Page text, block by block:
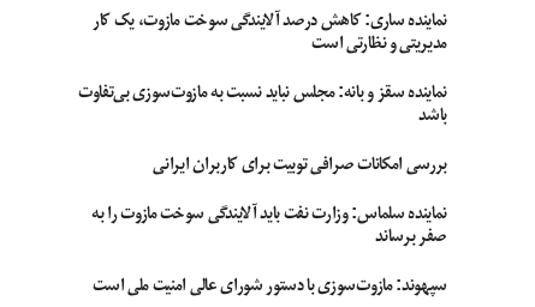
نماینده ساری: کاهش درصد آلایندگی سوخت مازوت، یک کار
مدیریتی و نظارتی است
نماینده سقز و بانه: مجلس نباید نسبت به مازوت‌سوزی بی‌تفاوت
باشد
بررسی امکانات صرافی توبیت برای کاربران ایرانی
نماینده سلماس: وزارت نفت باید آلایندگی سوخت مازوت را به
صفر برساند
سپهوند:‌ مازوت‌سوزی با دستور شورای عالی امنیت ملی است